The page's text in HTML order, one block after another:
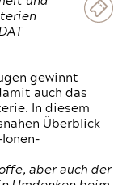
gewinnt
auch das
In diesem
Überblick
aber auch der